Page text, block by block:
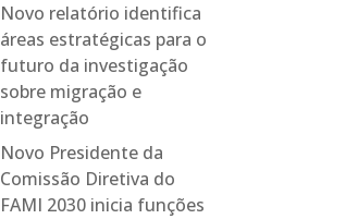
Novo relatório identifica
áreas estratégicas para o
futuro da investigação
sobre migração e
integração
Novo Presidente da
Comissão Diretiva do
FAMI 2030 inicia funções